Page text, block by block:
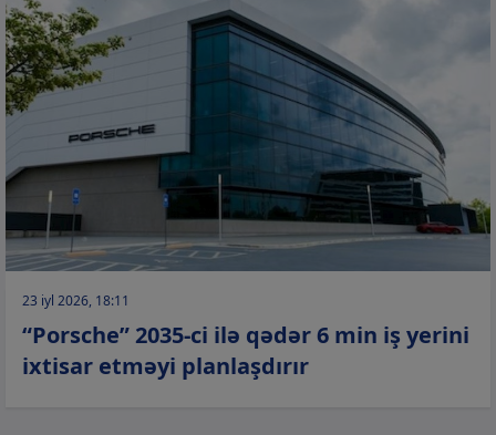
23 iyl 2026, 18:11
“Porsche” 2035-ci ilə qədər 6 min iş yerini
ixtisar etməyi planlaşdırır